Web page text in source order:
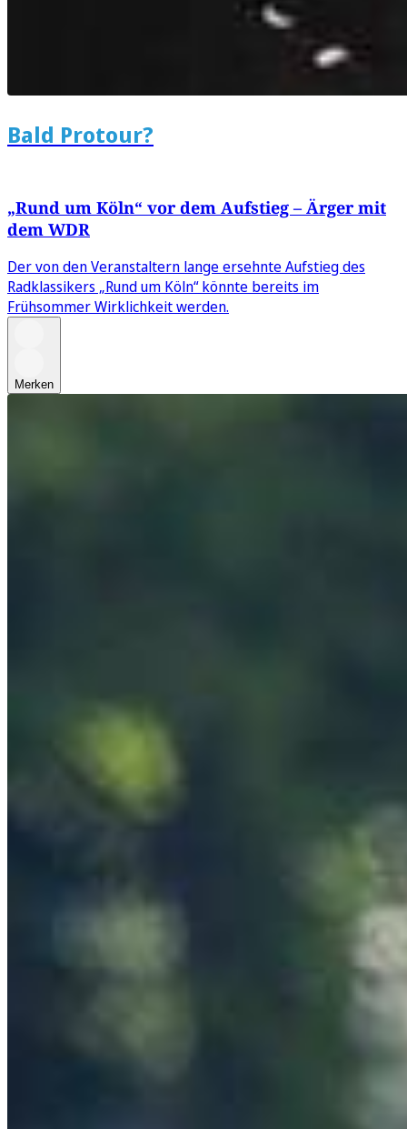
Bald Protour?
„Rund um Köln“ vor dem Aufstieg – Ärger mit
dem WDR
Der von den Veranstaltern lange ersehnte Aufstieg des
Radklassikers „Rund um Köln“ könnte bereits im
Frühsommer Wirklichkeit werden.
Merken